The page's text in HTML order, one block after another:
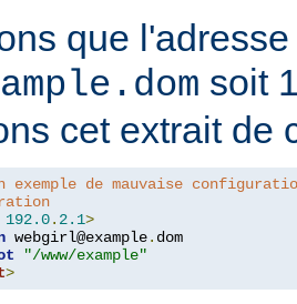
que
soit
cet extrait de
exemple de mauvaise
192.0. 2.1>
webgirl@example. dom
"/www/example"
>